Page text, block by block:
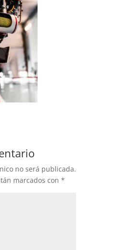
no será publicada.
marcados con*